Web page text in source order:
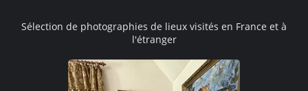
Sélection de photographies de lieux visités en France et à
l'étranger